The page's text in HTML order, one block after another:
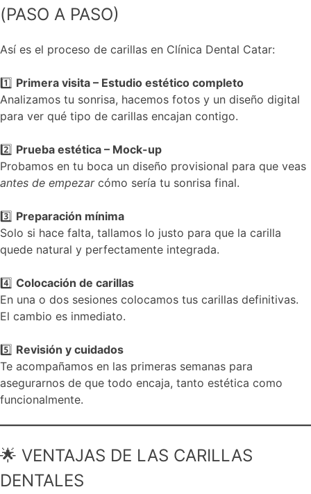
(PASO A PASO)
Así es el proceso de carillas en Clínica Dental Catar:
1️⃣ Primera visita – Estudio estético completo
Analizamos tu sonrisa, hacemos fotos y un diseño digital
para ver qué tipo de carillas encajan contigo.
2️⃣ Prueba estética – Mock-up
Probamos en tu boca un diseño provisional para que veas
antes de empezarcómo sería tu sonrisa final.
3️⃣ Preparación mínima
Solo si hace falta, tallamos lo justo para que la carilla
quede natural y perfectamente integrada.
4️⃣ Colocación de carillas
En una o dos sesiones colocamos tus carillas definitivas.
El cambio es inmediato.
5️⃣ Revisión y cuidados
Te acompañamos en las primeras semanas para
asegurarnos de que todo encaja, tanto estética como
funcionalmente.
🌟 VENTAJAS DE LAS CARILLAS
DENTALES